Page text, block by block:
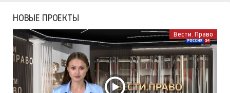
НОВЫЕ ПРОЕКТЫ
Вести. Право